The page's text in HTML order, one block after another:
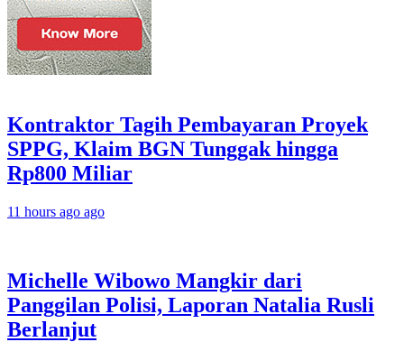
Kontraktor Tagih Pembayaran Proyek
SPPG, Klaim BGN Tunggak hingga
Rp800 Miliar
11 hours ago ago
Michelle Wibowo Mangkir dari
Panggilan Polisi, Laporan Natalia Rusli
Berlanjut